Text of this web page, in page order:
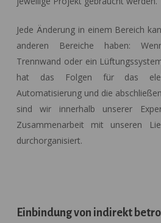
Jede Änderung in einem Bereich
anderen Bereiche haben:
Trennwand oder ein
hat das Folgen für das
Automatisierung und die
sind wir innerhalb unserer
Zusammenarbeit mit unseren
durchorganisiert.
Einbindung von indirekt